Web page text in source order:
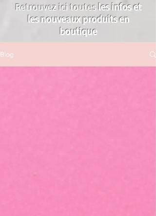
Retrouvez ici toutesles infos et
les nouveaux produits en
boutique
Blog